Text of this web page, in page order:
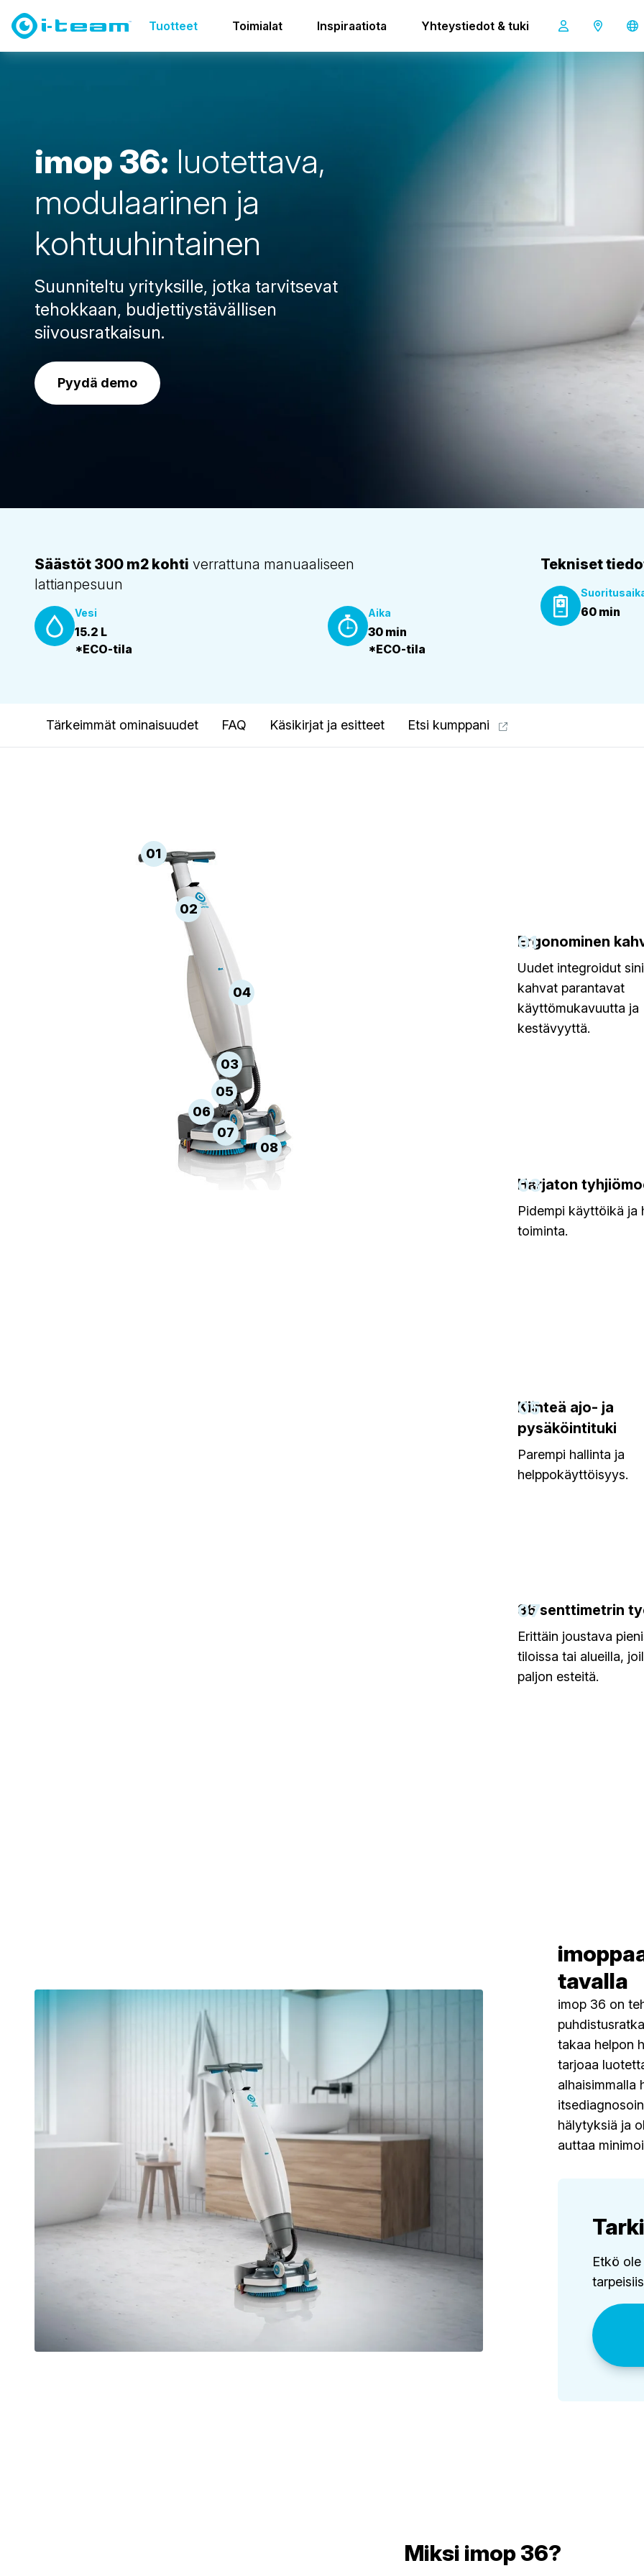
Tuotteet Toimialat Inspiraatiota Yhteystiedot & tuki
Yhdistelmäkoneet i-mop perhe
imop36: luotettava,
modulaarinen ja
kohtuuhintainen
Suunniteltu yrityksille, jotka tarvitsevat
tehokkaan, budjettiystävällisen
siivousratkaisun.
Pyydä demo
Säästöt 300 m2 kohti verrattuna manuaaliseen
lattianpesuun
Vesi
15.2 L
*ECO-tila
Aika
30 min
*ECO-tila
Tekniset
60 min
Tärkeimmät ominaisuudet FAQ Käsikirjat ja esitteet Etsi kumppani
01
02
03
04
05
06
07
08
01
Ergonominen
Uudet integroidut
kahvat parantavat
käyttömukavuutta ja
kestävyyttä.
03
Harjaton
Pidempi käyttöikä ja
toiminta.
05
Kiinteä ajo- ja
pysäköintituki
Parempi hallinta ja
helppokäyttöisyys.
07
36 senttimetrin
Erittäin joustava
tiloissa tai alueilla,
paljon esteitä.
tavalla
imop 36 on
takaa helpon
tarjoaa
alhaisimmalla
hälytyksiä ja
auttaa
Etkö
Miksi imop 36?